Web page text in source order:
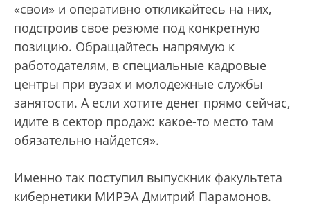
«свои» и оперативно откликайтесь на них,
подстроив свое резюме под конкретную
позицию. Обращайтесь напрямую к
работодателям, в специальные кадровые
центры при вузах и молодежные службы
занятости. А если хотите денег прямо сейчас,
идите в сектор продаж: какое-то место там
обязательно найдется».
Именно так поступил выпускник факультета
кибернетики МИРЭА Дмитрий Парамонов.